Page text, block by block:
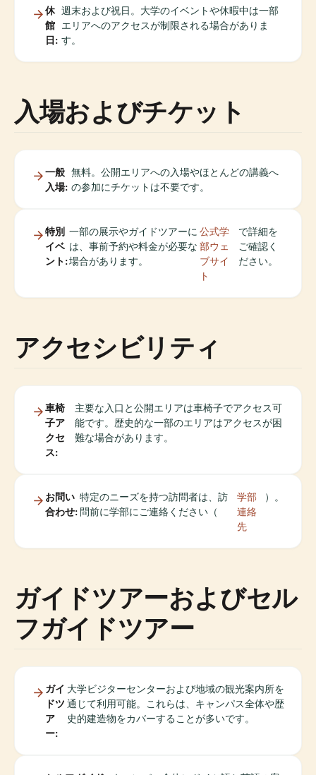
休
館
日:
週末および祝日。大学のイベントや休暇中は一部
エリアへのアクセスが制限される場合がありま
す。
入場およびチケット
一般
入場:
無料。公開エリアへの入場やほとんどの講義へ
の参加にチケットは不要です。
特別
イベ
ント:
一部の展示やガイドツアーに
は、事前予約や料金が必要な
場合があります。
公式学
部ウェ
ブサイ
ト
で詳細を
ご確認く
ださい。
アクセシビリティ
車椅
子ア
クセ
ス:
主要な入口と公開エリアは車椅子でアクセス可
能です。歴史的な一部のエリアはアクセスが困
難な場合があります。
お問い
合わせ:
特定のニーズを持つ訪問者は、訪
問前に学部にご連絡ください（
学部
連絡
先
）。
ガイドツアーおよびセル
フガイドツアー
ガイ
ドツ
ア
ー:
大学ビジターセンターおよび地域の観光案内所を
通じて利用可能。これらは、キャンパス全体や歴
史的建造物をカバーすることが多いです。